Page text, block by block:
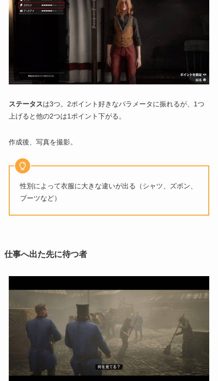
ステータスは3つ。2ポイント好きなパラメータに振れるが、1つ
上げると他の2つは1ポイント下がる。
作成後、写真を撮影。
性別によって衣服に大きな違いが出る（シャツ、ズボン、
ブーツなど）
仕事へ出た先に待つ者